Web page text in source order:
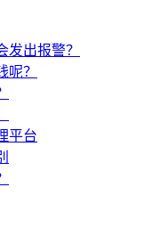
出报警？
？
平台